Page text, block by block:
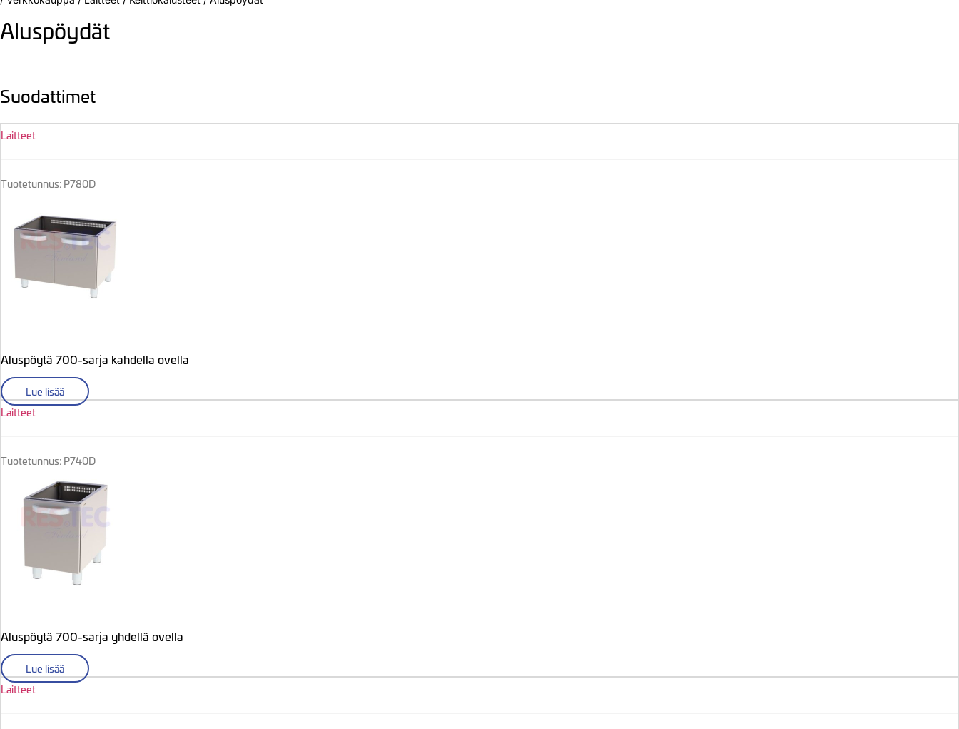
Aluspöydät
Suodattimet
Laitteet
Tuotetunnus: P780D
Aluspöytä 700-sarja kahdella ovella
Lue lisää
Laitteet
Tuotetunnus: P740D
Aluspöytä 700-sarja yhdellä ovella
Lue lisää
Laitteet